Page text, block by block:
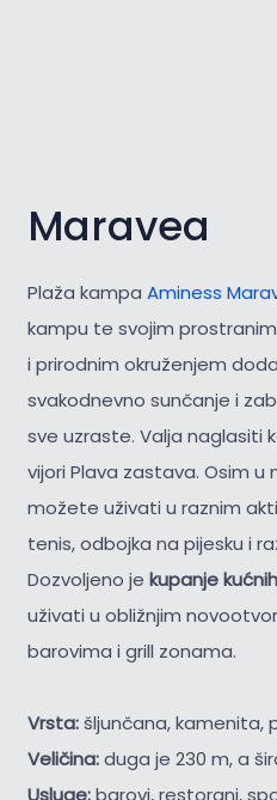
Maravea
Plaža kampa Aminess
kampu te svojim
i prirodnim okruženjem
svakodnevno sunčanje i
sve uzraste. Valja naglasiti
vijori Plava zastava. Osim u
možete uživati u raznim
tenis, odbojka na pijesku i
Dozvoljeno je kupanje
uživati u obližnjim
barovima i grill zonama.
Vrsta:šljunčana, kamenita,
Veličina:duga je 230 m, a
Usluge:barovi, restorani,